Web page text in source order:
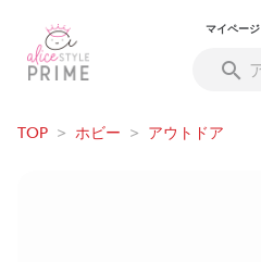
マイページ
TOP > ホビー > アウトドア